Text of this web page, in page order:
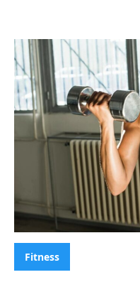
Categorias:
Fitness